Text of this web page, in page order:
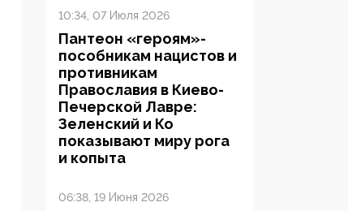
10:34, 07 Июля 2026
Пантеон «героям»-
пособникам нацистов и
противникам
Православия в Киево-
Печерской Лавре:
Зеленский и Ко
показывают миру рога
и копыта
06:38, 19 Июня 2026